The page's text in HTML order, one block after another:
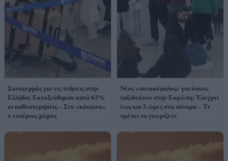
Συναγερμός για τις πτήσεις στην
Ελλάδα: Εκτοξεύθηκαν κατά 63%
οι καθυστερήσεις – Στο «κόκκινο»
ο εναέριος χώρος
Νέος «πονοκέφαλος» για όσους
ταξιδεύουν στην Ευρώπη: Έλεγχοι
έως και 5 ώρες στα σύνορα – Τι
πρέπει να γνωρίζετε